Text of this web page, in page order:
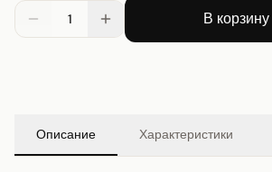
1 В корзину
Описание Характеристики